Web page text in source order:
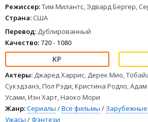
интернирование, в результате около 120
в Америке японцев насильственно
побережья в специальные лагеря. Вместе с и
12 34 5 6 78
Режиссер:Тим Милантс, Эдвард Бергер,
Страна: США
Перевод: Дублированный
Качество: 720 - 1080
Актеры: Джаред Харрис, Дерек Мио,
Сукэдзанэ, Пол Рэди, Кристина Родло, Адам
Усами, Иэн Харт, Наоко Мори
Жанр:Сериалы /Все фильмы / Зарубежные
Ужасы /Фэнтези